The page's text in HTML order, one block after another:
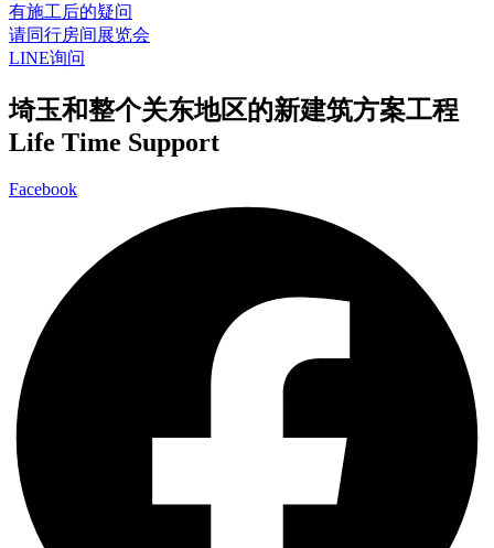
有施工后的疑问
请同行房间展览会
LINE询问
埼玉和整个关东地区的新建筑方案工程
Life Time Support
Facebook